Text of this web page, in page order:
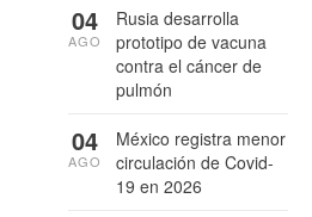
Rusia desarrolla
prototipo de vacuna
contra el cáncer de
pulmón
04
AGO
México registra menor
circulación de Covid-
19 en 2026
04
AGO